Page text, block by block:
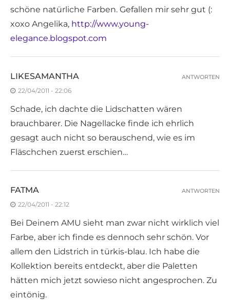
schöne natürliche Farben. Gefallen mir sehr gut (:
xoxo Angelika, http://www.young-
elegance.blogspot.com
LIKESAMANTHA
22/04/2011 - 22:06
Schade, ich dachte die Lidschatten wären
brauchbarer. Die Nagellacke finde ich ehrlich
gesagt auch nicht so berauschend, wie es im
Fläschchen zuerst erschien…
ANTWORTEN
FATMA
22/04/2011 - 22:12
Bei Deinem AMU sieht man zwar nicht wirklich viel
Farbe, aber ich finde es dennoch sehr schön. Vor
allem den Lidstrich in türkis-blau. Ich habe die
Kollektion bereits entdeckt, aber die Paletten
hätten mich jetzt sowieso nicht angesprochen. Zu
eintönig.
ANTWORTEN